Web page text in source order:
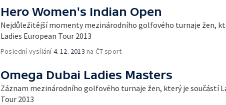
Hero Women's Indian Open
Nejdůležitější momenty mezinárodního golfového turnaje žen,
Ladies European Tour 2013
Poslední vysílání4. 12. 2013 na ČT sport
Omega Dubai Ladies Masters
Záznam mezinárodního golfového turnaje žen, který je součástí
Tour 2013